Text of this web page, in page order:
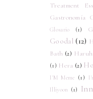
Treatment
Gastronomía
Glosario
(1)
Goodal (12)
Bath (2)
(1) Hera (2)
I'M Meme (1)
Illiyoon (1)